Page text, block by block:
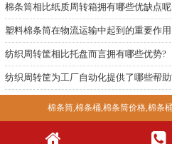
棉条筒相比纸质周转箱拥有哪些优缺点呢
塑料棉条筒在物流运输中起到的重要作用
纺织周转筐相比托盘而言拥有哪些优势?
纺织周转筐为工厂自动化提供了哪些帮助
棉条筒,棉条桶,棉条筒价格,棉条